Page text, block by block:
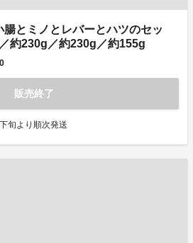
腸とミノとレバーとハツのセッ
約230g／約230g／約155g
0
販売終了
旬より順次発送